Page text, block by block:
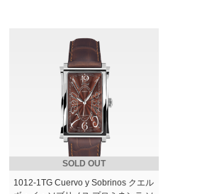
SOLD OUT
1012-1TG Cuervo y Sobrinos クエル